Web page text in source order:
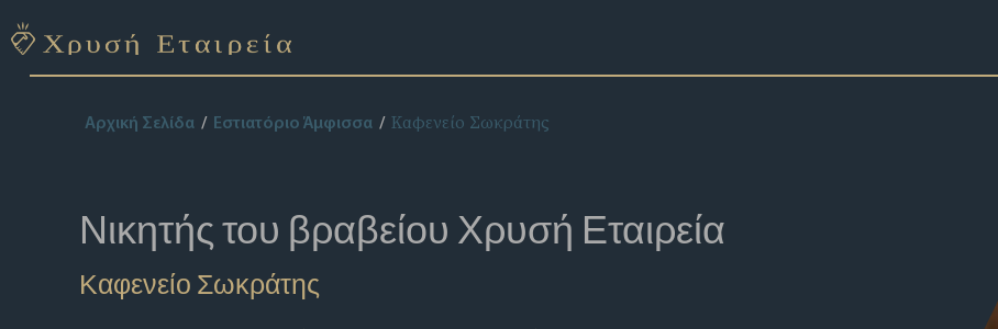
Αρχική Σελίδα Εστιατόριο Άμφισσα Καφενείο Σωκράτης
Νικητής του βραβείου Χρυσή Εταιρεία
Καφενείο Σωκράτης